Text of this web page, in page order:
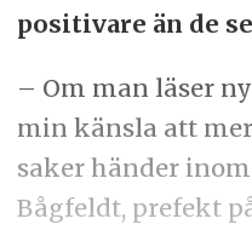
positivare än de
– Om man läser
min känsla att
saker händer
Bågfeldt, prefekt